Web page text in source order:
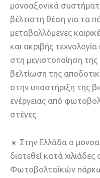
μονοαξονικά
βέλτιστη θέση για τα
μεταβαλλόμενες
και ακριβής
στη μεγιστοποίηση
βελτίωση της
στην υποστήριξη της
ενέργειας από
στέγες.
☀️ Στην Ελλάδα ο
διατεθεί κατά
Φωτοβολταϊκών